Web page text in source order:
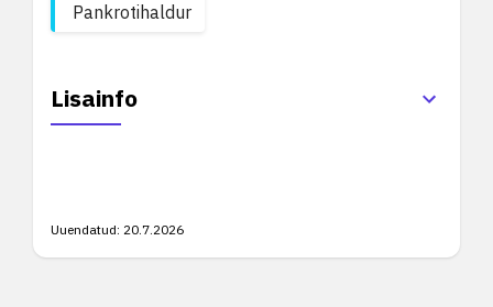
Pankrotihaldur
Lisainfo
Uuendatud: 20.7.2026